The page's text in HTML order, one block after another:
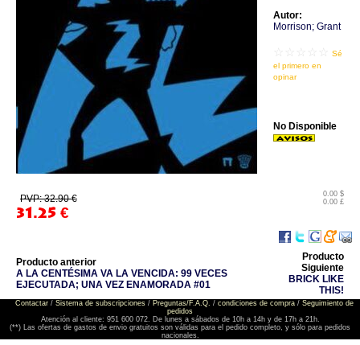
Autor:
Morrison; Grant
Sé
el primero en
opinar
PVP: 32.90 €
31.25 €
0.00 $
0.00 £
No Disponible
Producto anterior
A LA CENTÉSIMA VA LA VENCIDA: 99 VECES
EJECUTADA; UNA VEZ ENAMORADA #01
Producto
Siguiente
BRICK LIKE
THIS!
Contactar/ Sistema de subscripciones/ Preguntas/F.A.Q. / condiciones de compra/ Seguimiento de
pedidos
Atención al cliente: 951 600 072. De lunes a sábados de 10h a 14h y de 17h a 21h.
(**) Las ofertas de gastos de envio gratuitos son válidas para el pedido completo, y sólo para pedidos
nacionales.